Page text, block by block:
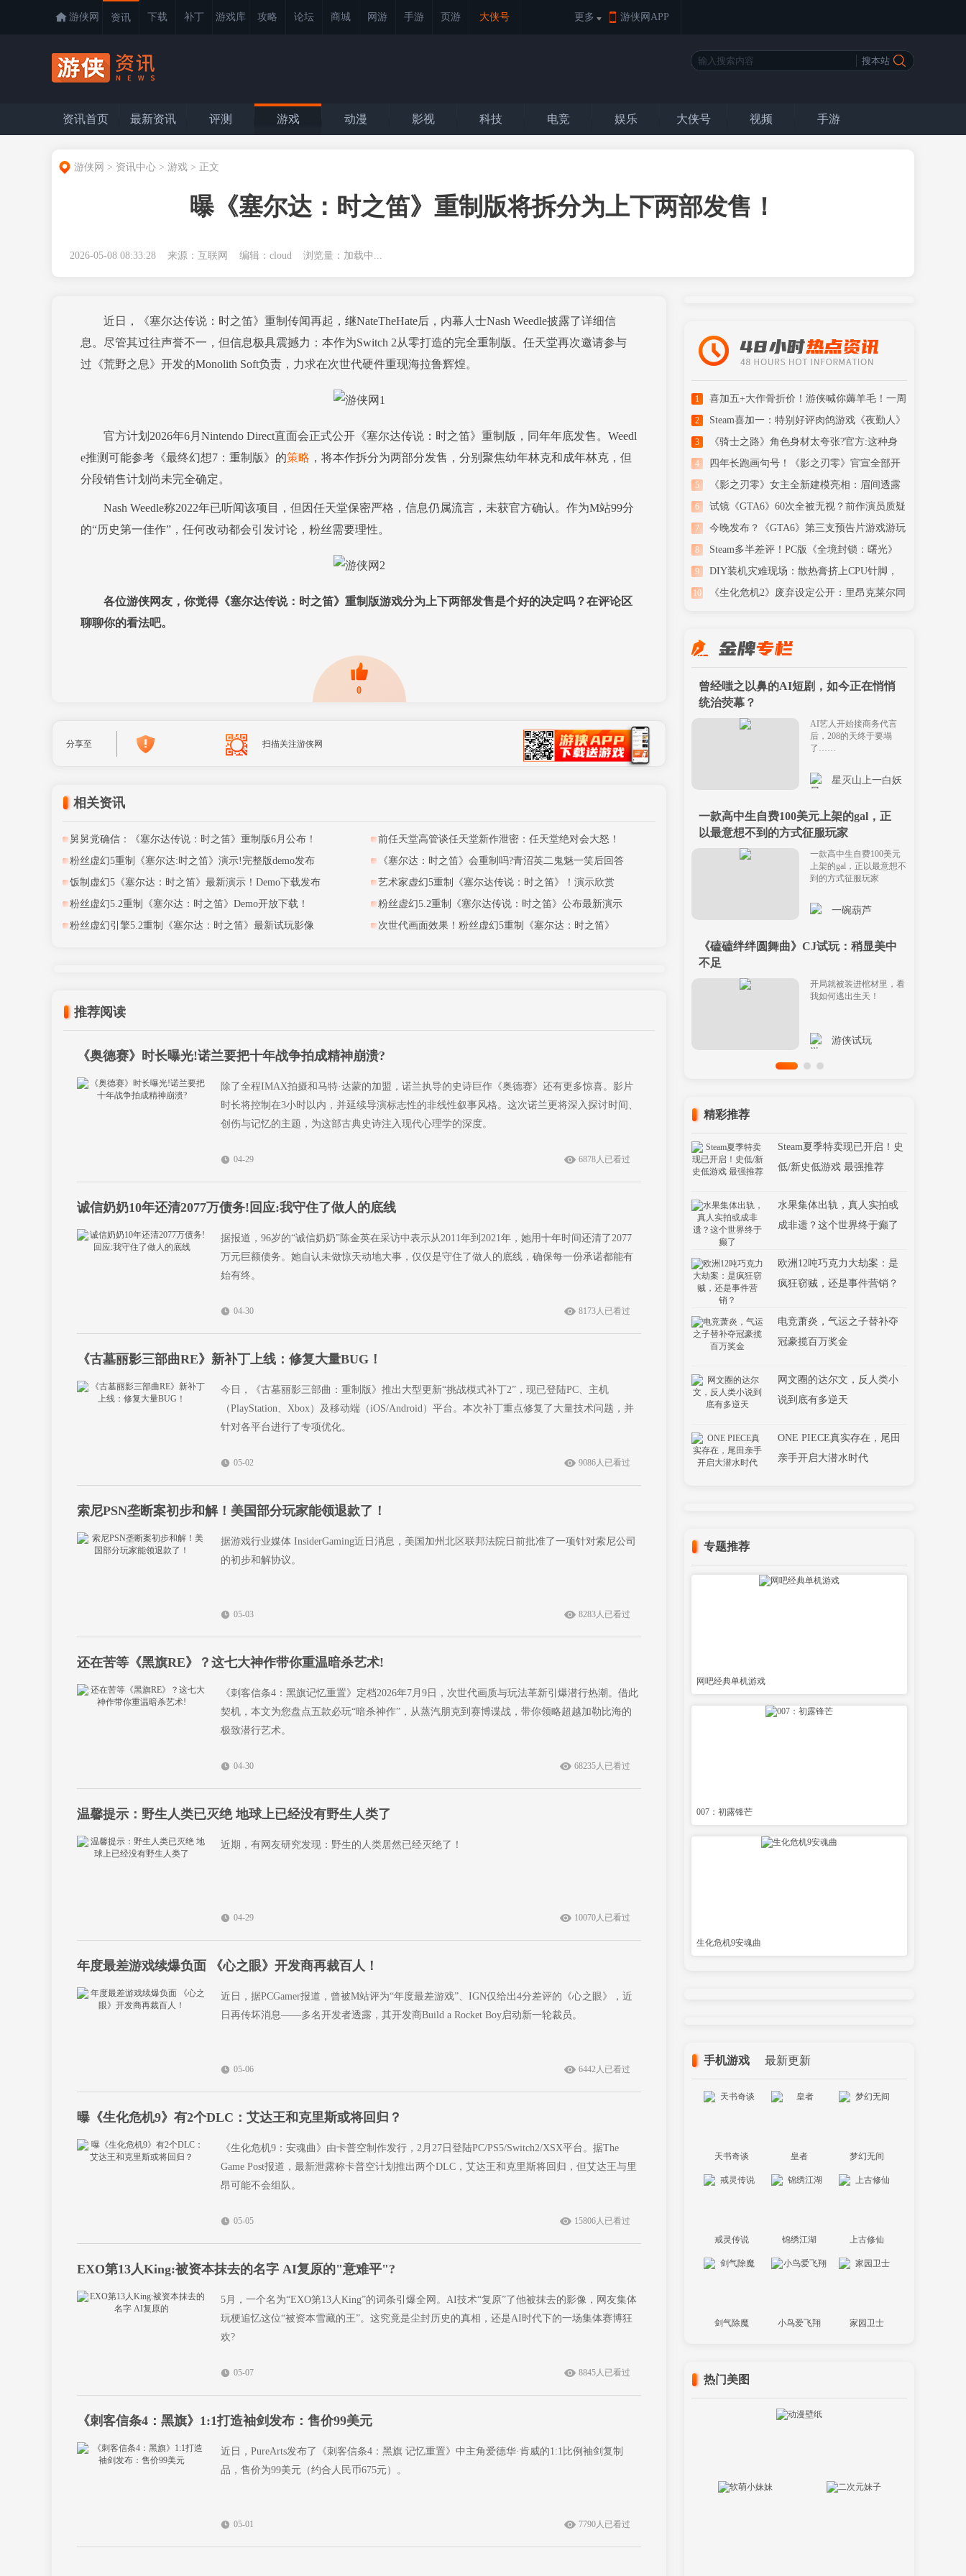
游侠网 资讯 下载 补丁 游戏库 攻略 论坛 商城 网游 手游 页游 大侠号 更多 游侠网APP
资讯首页 最新资讯 评测 游戏 动漫 影视 科技 电竞 娱乐 大侠号 视频 手游
游侠网 > 资讯中心 > 游戏 > 正文
曝《塞尔达：时之笛》重制版将拆分为上下两部发售！
2026-05-08 08:33:28 来源：互联网 编辑：cloud 浏览量： 加载中...
近日，《塞尔达传说：时之笛》重制传闻再起，继NateTheHate后，内幕人士Nash Weedle披露了详细信
息。尽管其过往声誉不一，但信息极具震撼力：本作为Switch 2从零打造的完全重制版。任天堂再次邀请参与
过《荒野之息》开发的Monolith Soft负责，力求在次世代硬件重现海拉鲁辉煌。
官方计划2026年6月Nintendo Direct直面会正式公开《塞尔达传说：时之笛》重制版，同年年底发售。Weedl
e推测可能参考《最终幻想7：重制版》的策略 ，将本作拆分为两部分发售，分别聚焦幼年林克和成年林克，但
分段销售计划尚未完全确定。
Nash Weedle称2022年已听闻该项目，但因任天堂保密严格，信息仍属流言，未获官方确认。作为M站99分
的“历史第一佳作”，任何改动都会引发讨论，粉丝需要理性。
各位游侠网友，你觉得《塞尔达传说：时之笛》重制版游戏分为上下两部发售是个好的决定吗？在评论区
聊聊你的看法吧。
0
分享至 扫描关注游侠网
相关资讯
舅舅党确信：《塞尔达传说：时之笛》重制版6月公布！
前任天堂高管谈任天堂新作泄密：任天堂绝对会大怒！
粉丝虚幻5重制《塞尔达:时之笛》演示!完整版demo发布
《塞尔达：时之笛》会重制吗?青沼英二鬼魅一笑后回答
饭制虚幻5《塞尔达：时之笛》最新演示！Demo下载发布
艺术家虚幻5重制《塞尔达传说：时之笛》！演示欣赏
粉丝虚幻5.2重制《塞尔达：时之笛》Demo开放下载！
粉丝虚幻5.2重制《塞尔达传说：时之笛》公布最新演示
粉丝虚幻引擎5.2重制《塞尔达：时之笛》最新试玩影像
次世代画面效果！粉丝虚幻5重制《塞尔达：时之笛》
推荐阅读
《奥德赛》时长曝光!诺兰要把十年战争拍成精神崩溃?
除了全程IMAX拍摄和马特·达蒙的加盟，诺兰执导的史诗巨作《奥德赛》还有更多惊喜。影片
时长将控制在3小时以内，并延续导演标志性的非线性叙事风格。这次诺兰更将深入探讨时间、
创伤与记忆的主题，为这部古典史诗注入现代心理学的深度。
04-29 6878人已看过
诚信奶奶10年还清2077万债务!回应:我守住了做人的底线
据报道，96岁的“诚信奶奶”陈金英在采访中表示从2011年到2021年，她用十年时间还清了2077
万元巨额债务。她自认未做惊天动地大事，仅仅是守住了做人的底线，确保每一份承诺都能有
始有终。
04-30 8173人已看过
《古墓丽影三部曲RE》新补丁上线：修复大量BUG！
今日，《古墓丽影三部曲：重制版》推出大型更新“挑战模式补丁2”，现已登陆PC、主机
（PlayStation、Xbox）及移动端（iOS/Android）平台。本次补丁重点修复了大量技术问题，并
针对各平台进行了专项优化。
05-02 9086人已看过
索尼PSN垄断案初步和解！美国部分玩家能领退款了！
据游戏行业媒体 InsiderGaming近日消息，美国加州北区联邦法院日前批准了一项针对索尼公司
的初步和解协议。
05-03 8283人已看过
还在苦等《黑旗RE》？这七大神作带你重温暗杀艺术!
《刺客信条4：黑旗记忆重置》定档2026年7月9日，次世代画质与玩法革新引爆潜行热潮。借此
契机，本文为您盘点五款必玩“暗杀神作”，从蒸汽朋克到赛博谍战，带你领略超越加勒比海的
极致潜行艺术。
04-30 68235人已看过
温馨提示：野生人类已灭绝 地球上已经没有野生人类了
近期，有网友研究发现：野生的人类居然已经灭绝了！
04-29 10070人已看过
年度最差游戏续爆负面 《心之眼》开发商再裁百人！
近日，据PCGamer报道，曾被M站评为“年度最差游戏”、IGN仅给出4分差评的《心之眼》，近
日再传坏消息——多名开发者透露，其开发商Build a Rocket Boy启动新一轮裁员。
05-06 6442人已看过
曝《生化危机9》有2个DLC：艾达王和克里斯或将回归？
《生化危机9：安魂曲》由卡普空制作发行，2月27日登陆PC/PS5/Switch2/XSX平台。据The
Game Post报道，最新泄露称卡普空计划推出两个DLC，艾达王和克里斯将回归，但艾达王与里
昂可能不会组队。
05-05 15806人已看过
EXO第13人King:被资本抹去的名字 AI复原的"意难平"?
5月，一个名为“EXO第13人King”的词条引爆全网。AI技术“复原”了他被抹去的影像，网友集体
玩梗追忆这位“被资本雪藏的王”。这究竟是尘封历史的真相，还是AI时代下的一场集体赛博狂
欢?
05-07 8845人已看过
《刺客信条4：黑旗》1:1打造袖剑发布：售价99美元
近日，PureArts发布了《刺客信条4：黑旗 记忆重置》中主角爱德华·肯威的1:1比例袖剑复制
品，售价为99美元（约合人民币675元）。
05-01 7790人已看过
1
喜加五+大作骨折价！游侠喊你薅羊毛！一周
喜加一汇总
2
Steam喜加一：特别好评肉鸽游戏《夜勤人》
免费领取！
3
《骑士之路》角色身材太夸张?官方:这种身
材现实存在
4
四年长跑画句号！《影之刃零》官宣全部开
发完成
5
《影之刃零》女主全新建模亮相：眉间透露
清冷侠气
6
试镜《GTA6》60次全被无视？前作演员质疑
R星潜规则
7
今晚发布？《GTA6》第三支预告片游戏游玩
内容被曝
8
Steam多半差评！PC版《全境封锁：曙光》
首发翻车了
9
DIY装机灾难现场：散热膏挤上CPU针脚，
玩家看了心痛
10
《生化危机2》废弃设定公开：里昂克莱尔同
曾经嗤之以鼻的AI短剧，如今正在悄悄
统治荧幕？
AI艺人开始接商务代言
后，208的天终于要塌
了……
星灭山上一白妖
一款高中生自费100美元上架的gal，正
以最意想不到的方式征服玩家
一款高中生自费100美元
上架的gal，正以最意想不
到的方式征服玩家
一碗葫芦
《磕磕绊绊圆舞曲》CJ试玩：稍显美中
不足
开局就被装进棺材里，看
我如何逃出生天！
游侠试玩
精彩推荐
Steam夏季特卖现已开启！史
低/新史低游戏 最强推荐
水果集体出轨，真人实拍或
成非遗？这个世界终于癫了
欧洲12吨巧克力大劫案：是
疯狂窃贼，还是事件营销？
电竞萧炎，气运之子替补夺
冠豪揽百万奖金
网文圈的达尔文，反人类小
说到底有多逆天
ONE PIECE真实存在，尾田
亲手开启大潜水时代
专题推荐
网吧经典单机游戏
007：初露锋芒
生化危机9安魂曲
手机游戏 最新更新
天书奇谈 皇者 梦幻无间
戒灵传说 锦绣江湖 上古修仙
剑气除魔 小鸟爱飞翔 家园卫士
热门美图